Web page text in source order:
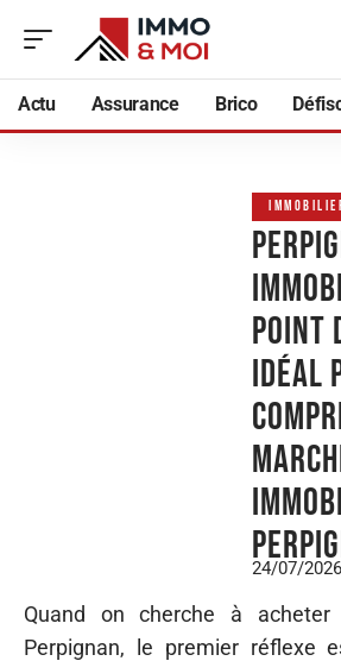
Actu Assurance Brico
point
idéal
24/07/2026
Quand on cherche à
Perpignan, le premier réflexe